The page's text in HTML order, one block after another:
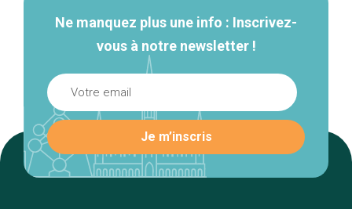
Ne manquez plus une info : Inscrivez-
vous à notre newsletter !